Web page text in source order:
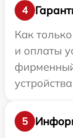
4
Как
и оплаты
5